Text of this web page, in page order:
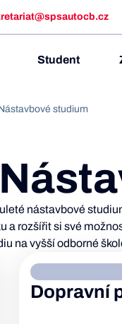
Student
studium
nástavbové
a rozšířit si své
na vyšší odborné
Dopravní